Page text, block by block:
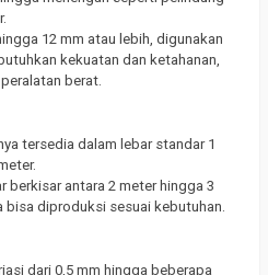
12 mm atau lebih, digunakan
kekuatan dan ketahanan,
berat.
tersedia dalam lebar standar 1
berkisar antara 2 meter hingga 3
bisa diproduksi sesuai kebutuhan.
dari 0,5 mm hingga beberapa